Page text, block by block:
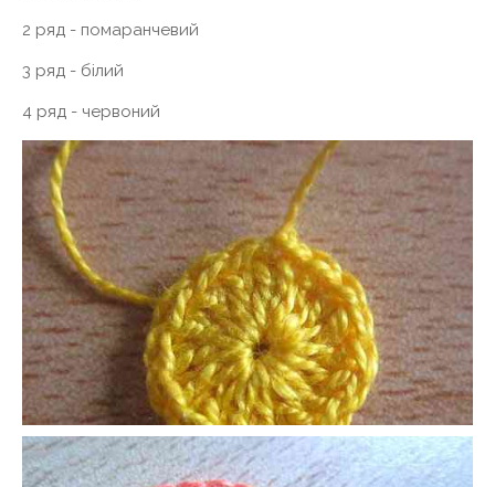
2 ряд - помаранчевий
3 ряд - білий
4 ряд ​​- червоний